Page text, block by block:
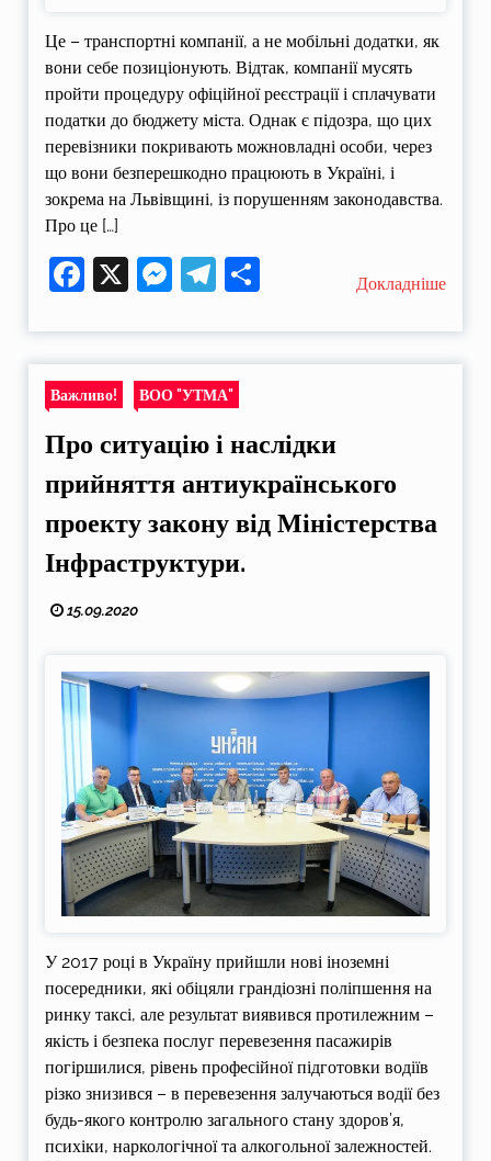
Це – транспортні компанії, а не мобільні додатки, як
вони себе позиціонують. Відтак, компанії мусять
пройти процедуру офіційної реєстрації і сплачувати
податки до бюджету міста. Однак є підозра, що цих
перевізники покривають можновладні особи, через
що вони безперешкодно працюють в Україні, і
зокрема на Львівщині, із порушенням законодавства.
Про це […]
Facebook
X Messenger
Telegram
Поділитися
Докладніше
Важливо! ВОО "УТМА"
Про ситуацію і наслідки
прийняття антиукраїнського
проекту закону від Міністерства
Інфраструктури.
15.09.2020
У 2017 році в Україну прийшли нові іноземні
посередники, які обіцяли грандіозні поліпшення на
ринку таксі, але результат виявився протилежним –
якість і безпека послуг перевезення пасажирів
погіршилися, рівень професійної підготовки водіїв
різко знизився – в перевезення залучаються водії без
будь-якого контролю загального стану здоров’я,
психіки, наркологічної та алкогольної залежностей.